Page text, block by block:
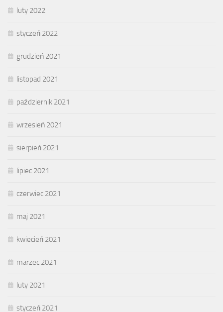
luty 2022
styczeń 2022
grudzień 2021
listopad 2021
październik 2021
wrzesień 2021
sierpień 2021
lipiec 2021
czerwiec 2021
maj 2021
kwiecień 2021
marzec 2021
luty 2021
styczeń 2021